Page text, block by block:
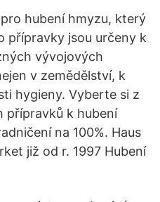
hubení hmyzu, který
přípravky jsou určeny k
vývojových
v zemědělství, k
hygieny. Vyberte si z
přípravků k hubení
na 100%. Haus
již od r. 1997 Hubení